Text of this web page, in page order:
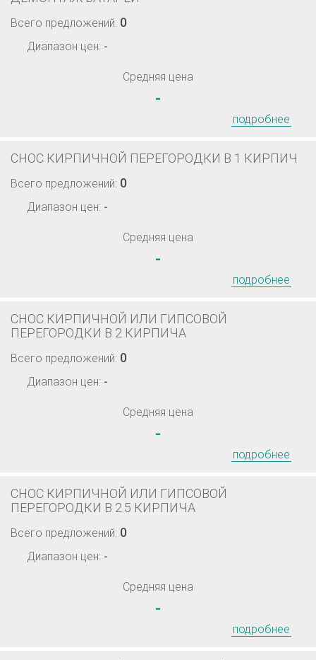
Всего предложений: 0
Диапазон цен: -
Средняя цена
-
подробнее
СНОС КИРПИЧНОЙ ПЕРЕГОРОДКИ В 1 КИРПИЧ
Всего предложений: 0
Диапазон цен: -
Средняя цена
-
подробнее
СНОС КИРПИЧНОЙ ИЛИ ГИПСОВОЙ
ПЕРЕГОРОДКИ В 2 КИРПИЧА
Всего предложений: 0
Диапазон цен: -
Средняя цена
-
подробнее
СНОС КИРПИЧНОЙ ИЛИ ГИПСОВОЙ
ПЕРЕГОРОДКИ В 2.5 КИРПИЧА
Всего предложений: 0
Диапазон цен: -
Средняя цена
-
подробнее